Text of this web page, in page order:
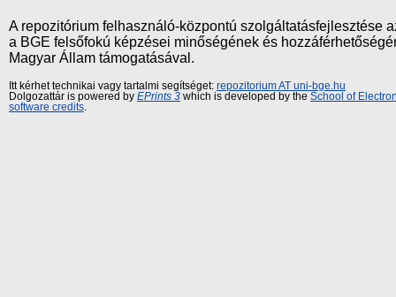
A repozitórium felhasználó-központú szolgáltatásfejlesztése
a BGE felsőfokú képzései minőségének és
Magyar Állam támogatásával.
Itt kérhet technikai vagy tartalmi segítséget: repozitorium AT uni-bge.hu
Dolgozattár is powered by EPrints 3 which is developed by the School of
software credits